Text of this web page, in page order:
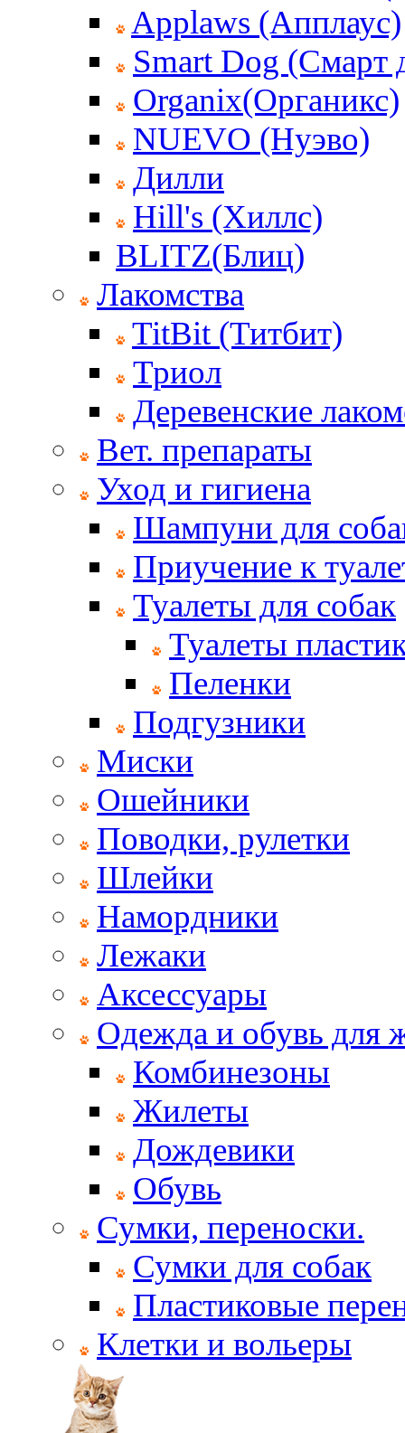
Applaws (Апплаус)
Smart Dog (Смарт
Organix(Органикс)
NUEVO (Нуэво)
Дилли
Hill's (Хиллс)
BLITZ(Блиц)
Лакомства
TitBit (Титбит)
Триол
Деревенские
Вет. препараты
Уход и гигиена
Шампуни для
Приучение к
Туалеты для собак
Туалеты
Пеленки
Подгузники
Миски
Ошейники
Поводки, рулетки
Шлейки
Намордники
Лежаки
Аксессуары
Одежда и обувь для
Комбинезоны
Жилеты
Дождевики
Обувь
Сумки, переноски.
Сумки для собак
Пластиковые
Клетки и вольеры